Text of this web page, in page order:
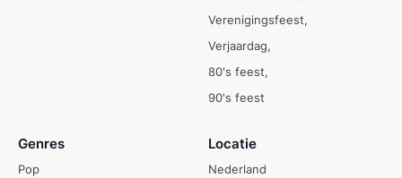
Verenigingsfeest
Verjaardag
80's feest
90's feest
Genres
Pop
Locatie
Nederland